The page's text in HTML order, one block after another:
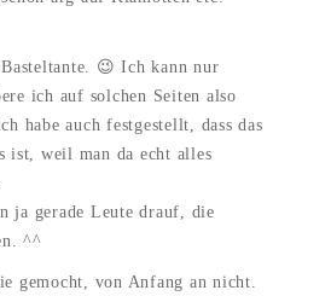
😉 Ich kann nur
ich auf solchen Seiten also
habe auch festgestellt, dass das
ist, weil man da echt alles
ja gerade Leute drauf, die
^^
gemocht, von Anfang an nicht.